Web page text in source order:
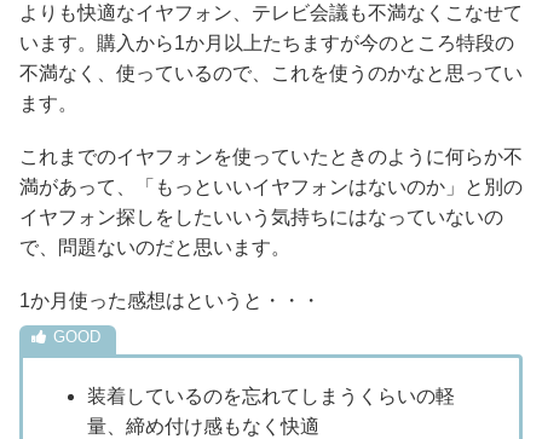
よりも快適なイヤフォン、テレビ会議も不満なくこなせて
います。購入から1か月以上たちますが今のところ特段の
不満なく、使っているので、これを使うのかなと思ってい
ます。
これまでのイヤフォンを使っていたときのように何らか不
満があって、「もっといいイヤフォンはないのか」と別の
イヤフォン探しをしたいいう気持ちにはなっていないの
で、問題ないのだと思います。
1か月使った感想はというと・・・
装着しているのを忘れてしまうくらいの軽
量、締め付け感もなく快適